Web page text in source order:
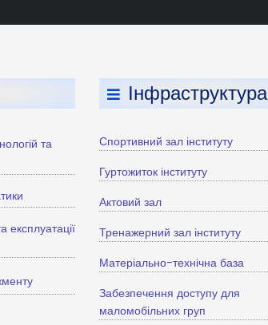
та
експлуатації
Інфраструктура
Спортивний зал інституту
Гуртожиток інституту
Актовий зал
Тренажерний зал інституту
Матеріально-технічна база
Забезпечення доступу для
маломобільних груп